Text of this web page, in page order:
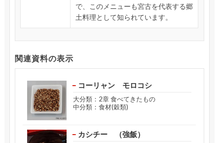
で、このメニューも宮古を代表する郷
土料理として知られています。
関連資料の表示
コーリャン モロコシ
大分類：2章 食べてきたもの
中分類：食材(穀類)
カシチー （強飯）